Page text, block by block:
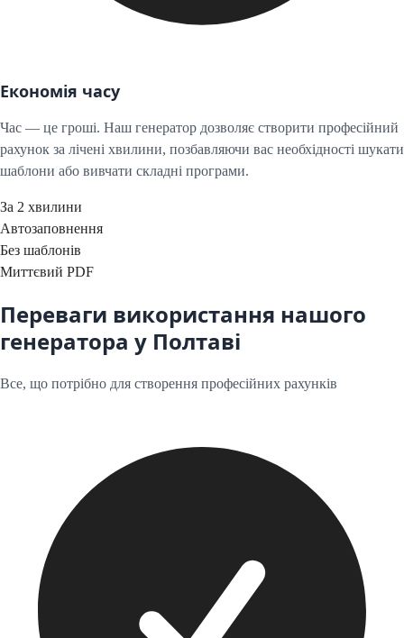
Економія часу
Час — це гроші. Наш генератор дозволяє створити професійний
рахунок за лічені хвилини, позбавляючи вас необхідності шукати
шаблони або вивчати складні програми.
За 2 хвилини
Автозаповнення
Без шаблонів
Миттєвий PDF
Переваги використання нашого
генератора у Полтаві
Все, що потрібно для створення професійних рахунків